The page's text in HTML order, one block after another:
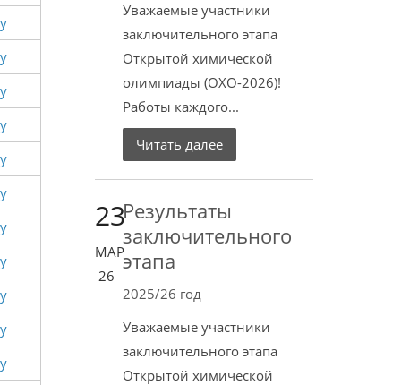
Уважаемые участники
заключительного этапа
Открытой химической
олимпиады (ОХО-2026)!
Работы каждого...
Читать далее
23
МАР
26
Результаты
заключительного
этапа
2025/26 год
Уважаемые участники
заключительного этапа
Открытой химической